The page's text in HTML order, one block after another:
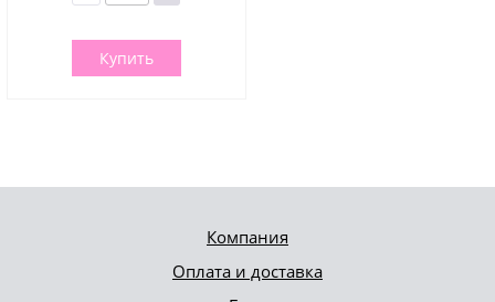
Купить
Компания
Оплата и доставка